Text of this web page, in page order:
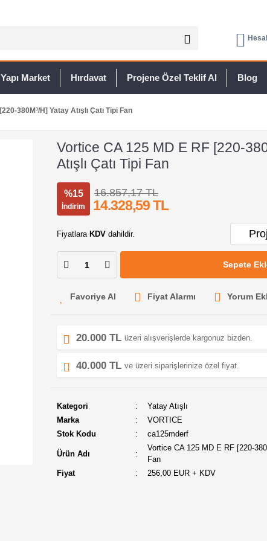
Yapı Market Hırdavat Projene Özel Teklif Al Blog
380M³/H] Yatay Atışlı Çatı Tipi Fan
Vortice CA 125 MD E RF [220-
Atışlı Çatı Tipi Fan
%15
İndirim
16.857,17 TL
14.328,59 TL
Fiyatlara KDV dahildir.
Sepete
Fiyat Alarmı Yorum
20.000 TL üzeri alışverişlerde kargonuz bizden.
40.000 TL ve üzeri siparişlerinize özel fiyat.
Kategori
Yatay Atışlı
Marka
VORTICE
Stok Kodu
ca125mderf
Ürün Adı
Vortice CA 125 MD E RF [220-
Fan
Fiyat
256,00 EUR + KDV